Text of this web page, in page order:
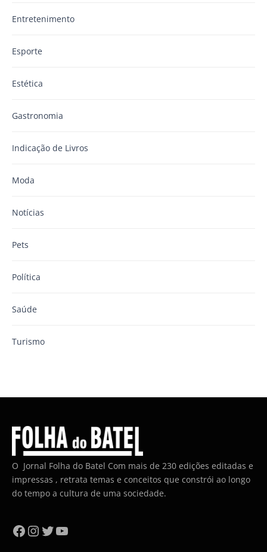
Entretenimento
Esporte
Estética
Gastronomia
Indicação de Livros
Moda
Notícias
Pets
Política
Saúde
Turismo
O Jornal Folha do Batel Com mais de 230 edições editadas e
impressas , retrata temas e conceitos que constrói ao longo
do tempo a cultura de uma sociedade.
Facebook
Instagram
Twitter
YouTube